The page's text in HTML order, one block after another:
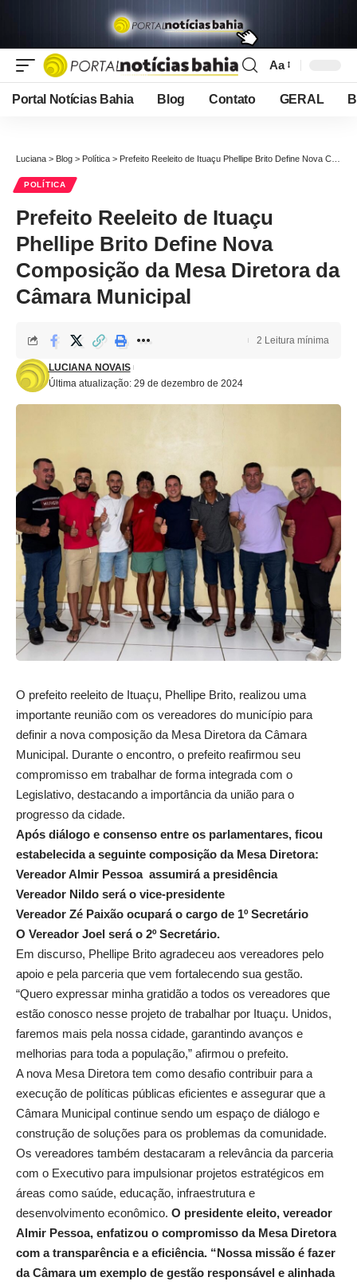
Font
Resizer
Aa
Portal Notícias Bahia Blog Contato GERAL
Luciana > Blog > Política > Prefeito Reeleito de Ituaçu Phellipe Brito Define Nova Composição da Mesa Diretora da Câmara Municipal
POLÍTICA
Prefeito Reeleito de Ituaçu
Phellipe Brito Define Nova
Composição da Mesa Diretora da
Câmara Municipal
Última atualização: 29 de dezembro de 2024
LUCIANA NOVAIS
2 Leitura mínima
O prefeito reeleito de Ituaçu, Phellipe Brito, realizou uma
importante reunião com os vereadores do município para
definir a nova composição da Mesa Diretora da Câmara
Municipal. Durante o encontro, o prefeito reafirmou seu
compromisso em trabalhar de forma integrada com o
Legislativo, destacando a importância da união para o
progresso da cidade.
Após diálogo e consenso entre os parlamentares, ficou
estabelecida a seguinte composição da Mesa Diretora:
Vereador Almir Pessoa assumirá a presidência
Vereador Nildo será o vice-presidente
Vereador Zé Paixão ocupará o cargo de 1º Secretário
O Vereador Joel será o 2º Secretário.
Em discurso, Phellipe Brito agradeceu aos vereadores pelo
apoio e pela parceria que vem fortalecendo sua gestão.
“Quero expressar minha gratidão a todos os vereadores que
estão conosco nesse projeto de trabalhar por Ituaçu. Unidos,
faremos mais pela nossa cidade, garantindo avanços e
melhorias para toda a população,” afirmou o prefeito.
A nova Mesa Diretora tem como desafio contribuir para a
execução de políticas públicas eficientes e assegurar que a
Câmara Municipal continue sendo um espaço de diálogo e
construção de soluções para os problemas da comunidade.
Os vereadores também destacaram a relevância da parceria
com o Executivo para impulsionar projetos estratégicos em
áreas como saúde, educação, infraestrutura e
desenvolvimento econômico. O presidente eleito, vereador
Almir Pessoa, enfatizou o compromisso da Mesa Diretora
com a transparência e a eficiência. “Nossa missão é fazer
da Câmara um exemplo de gestão responsável e alinhada